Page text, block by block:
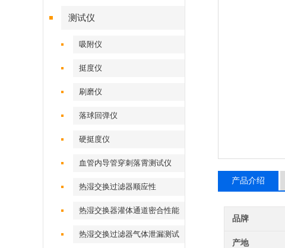
测试仪
吸附仪
挺度仪
刷磨仪
落球回弹仪
硬挺度仪
血管内导管穿刺落霄测试仪
热湿交换过滤器顺应性
热湿交换器灌体通道密合性能
热湿交换过滤器气体泄漏测试
产品介绍
品牌
产地